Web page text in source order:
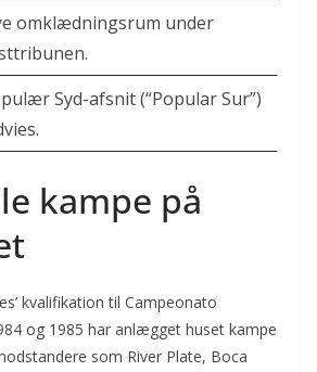
omklædningsrum under
Syd-afsnit (“Popular Sur”)
kampe på
kvalifikation til Campeonato
og 1985 har anlægget huset kampe
som River Plate, Boca